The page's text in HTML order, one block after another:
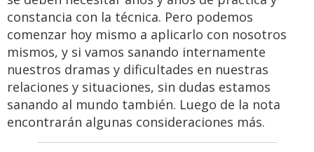
constancia con la técnica. Pero podemos
comenzar hoy mismo a aplicarlo con nosotros
mismos, y si vamos sanando internamente
nuestros dramas y dificultades en nuestras
relaciones y situaciones, sin dudas estamos
sanando al mundo también. Luego de la nota
encontrarán algunas consideraciones más.